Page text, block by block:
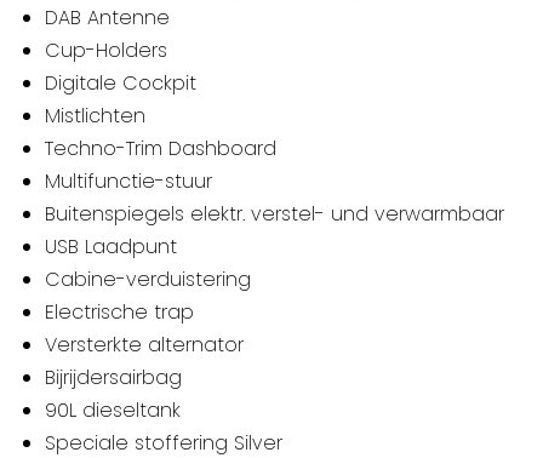
DAB Antenne
Cup-Holders
Digitale Cockpit
Mistlichten
Techno-Trim Dashboard
Multifunctie-stuur
Buitenspiegels elektr. verstel- und verwarmbaar
USB Laadpunt
Cabine-verduistering
Electrische trap
Versterkte alternator
Bijrijdersairbag
90L dieseltank
Speciale stoffering Silver